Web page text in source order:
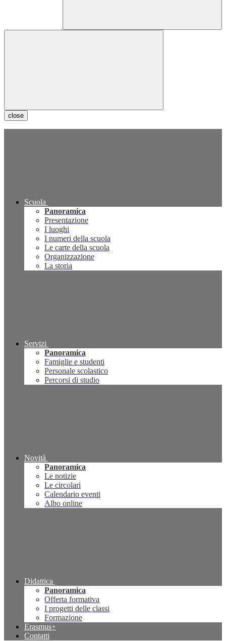
close
Scuola
Panoramica
Presentazione
I luoghi
I numeri della scuola
Le carte della scuola
Organizzazione
La storia
Servizi
Panoramica
Famiglie e studenti
Personale scolastico
Percorsi di studio
Novità
Panoramica
Le notizie
Le circolari
Calendario eventi
Albo online
Didattica
Panoramica
Offerta formativa
I progetti delle classi
Formazione
Erasmus+
Contatti